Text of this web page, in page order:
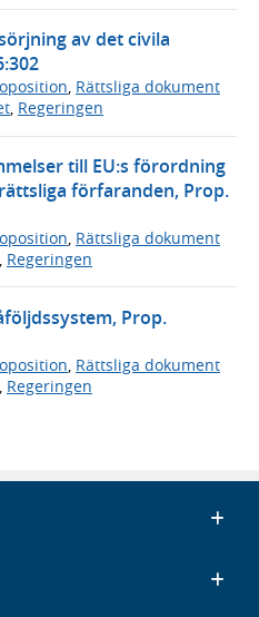
av det civila
, Rättsliga dokument
, Regeringen
till EU:s förordning
förfaranden, Prop.
, Rättsliga dokument
, Regeringen
Prop.
Rättsliga dokument
Regeringen